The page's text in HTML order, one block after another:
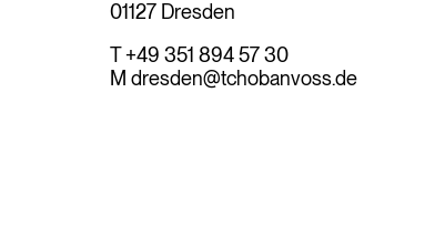
01127 Dresden
T +49 351 894 57 30
M dresden@tchobanvoss.de